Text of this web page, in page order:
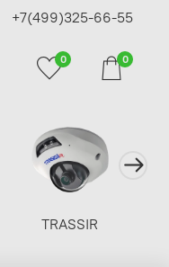
+7(499)325-66-55
0 0
TRASSIR